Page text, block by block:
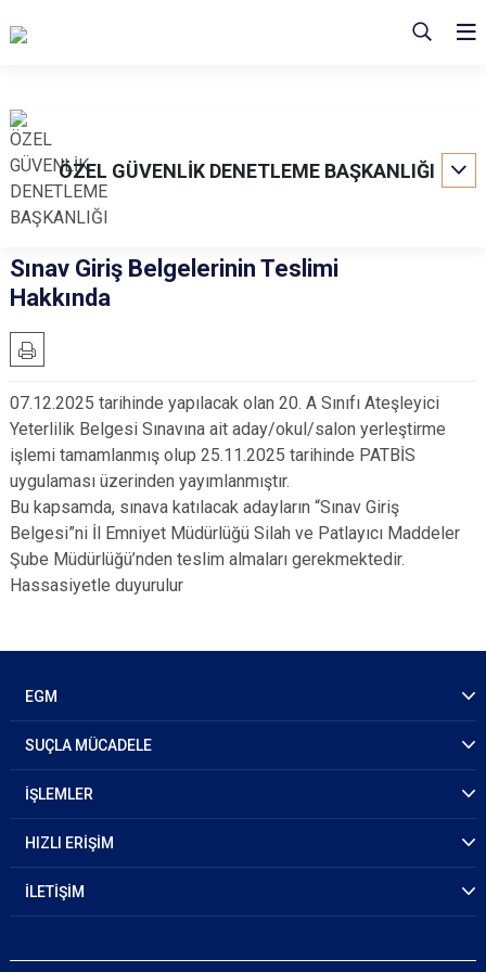
ÖZEL GÜVENLİK DENETLEME BAŞKANLIĞI
Sınav Giriş Belgelerinin Teslimi
Hakkında
07.12.2025 tarihinde yapılacak olan 20. A Sınıfı Ateşleyici
Yeterlilik Belgesi Sınavına ait aday/okul/salon yerleştirme
işlemi tamamlanmış olup 25.11.2025 tarihinde PATBİS
uygulaması üzerinden yayımlanmıştır.
Bu kapsamda, sınava katılacak adayların “Sınav Giriş
Belgesi”ni İl Emniyet Müdürlüğü Silah ve Patlayıcı Maddeler
Şube Müdürlüğü’nden teslim almaları gerekmektedir.
Hassasiyetle duyurulur
EGM
SUÇLA MÜCADELE
İŞLEMLER
HIZLI ERİŞİM
İLETİŞİM